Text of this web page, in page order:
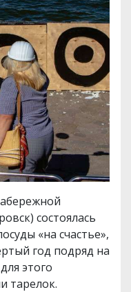
состоялась
«на счастье»,
год подряд на
этого
тарелок.